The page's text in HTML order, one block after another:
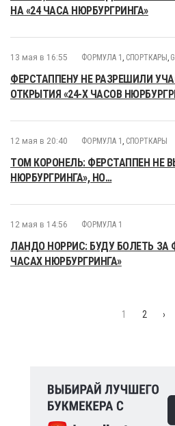
НА «24 ЧАСА НЮРБУРГРИНГА»
13 мая в 16:55 ФОРМУЛА 1 , СПОРТКАРЫ ,
ФЕРСТАППЕНУ НЕ РАЗРЕШИЛИ
ОТКРЫТИЯ «24-Х ЧАСОВ
12 мая в 20:40 ФОРМУЛА 1 , СПОРТКАРЫ
ТОМ КОРОНЕЛЬ: ФЕРСТАППЕН НЕ
НЮРБУРГРИНГА», НО…
12 мая в 14:56 ФОРМУЛА 1
ЛАНДО НОРРИС: БУДУ БОЛЕТЬ ЗА
ЧАСАХ НЮРБУРГРИНГА»
1 2 ›